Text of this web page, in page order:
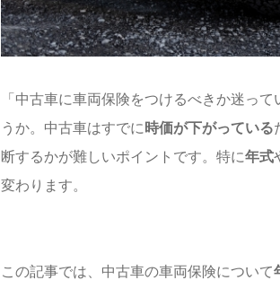
「中古車に車両保険をつけるべきか迷っ
うか。中古車はすでに 時価が下がっている
断するかが難しいポイントです。特に年式
変わります。
この記事では、中古車の車両保険について